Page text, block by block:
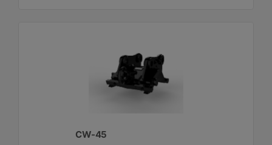
CW-45